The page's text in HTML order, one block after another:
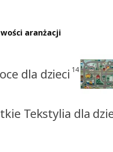
aranżacji
dla dzieci 14
Tekstylia dla